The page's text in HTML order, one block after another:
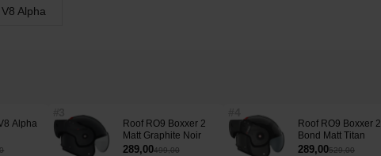
Alpha
Alpha
Roof RO9 Boxxer 2
Matt Graphite Noir
289,00499,00
Roof RO9 Boxxer 2
Bond Matt Titan
289,00529,00